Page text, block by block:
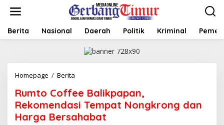
t
Berita Nasional Daerah Politik Kriminal
Homepage / Berita
m
t
o
C
Rumto Coffee Balikpapan,
Rekomendasi Tempat Nongkrong dan
Harga Bersahabat